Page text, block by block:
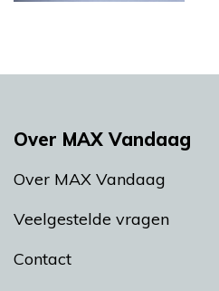
Over MAX Vandaag
Over MAX Vandaag
Veelgestelde vragen
Contact